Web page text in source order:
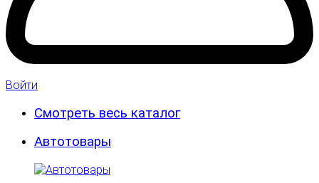
Войти
Смотреть весь каталог
Автотовары